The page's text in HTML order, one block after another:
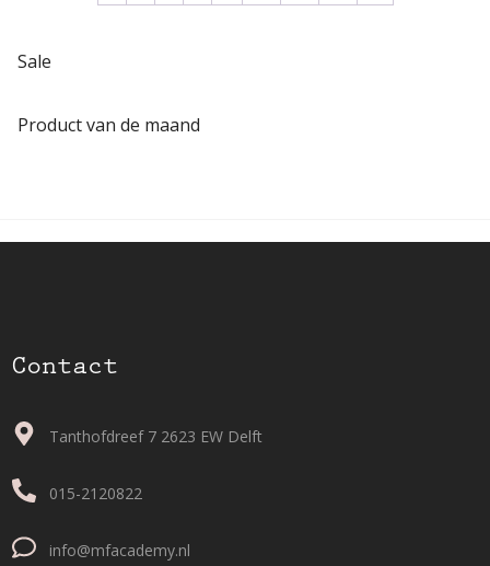
Sale
Product van de maand
Contact
Tanthofdreef 7 2623 EW Delft
015-2120822
info@mfacademy.nl